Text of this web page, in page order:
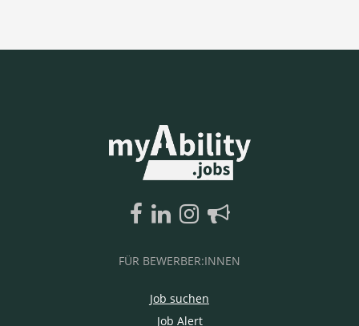
FÜR BEWERBER:INNEN
Job suchen
Job Alert